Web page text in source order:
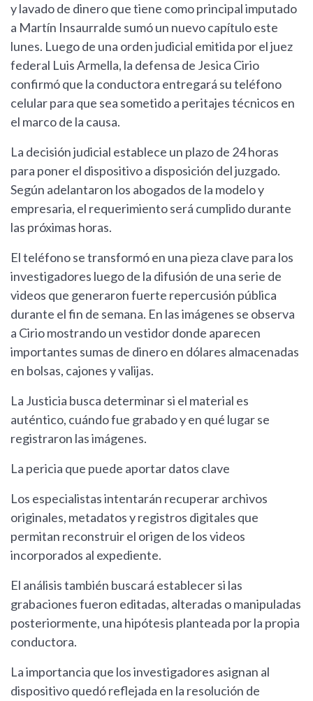
y lavado de dinero que tiene como principal imputado
a Martín Insaurralde sumó un nuevo capítulo este
lunes. Luego de una orden judicial emitida por el juez
federal Luis Armella, la defensa de Jesica Cirio
confirmó que la conductora entregará su teléfono
celular para que sea sometido a peritajes técnicos en
el marco de la causa.
La decisión judicial establece un plazo de 24 horas
para poner el dispositivo a disposición del juzgado.
Según adelantaron los abogados de la modelo y
empresaria, el requerimiento será cumplido durante
las próximas horas.
El teléfono se transformó en una pieza clave para los
investigadores luego de la difusión de una serie de
videos que generaron fuerte repercusión pública
durante el fin de semana. En las imágenes se observa
a Cirio mostrando un vestidor donde aparecen
importantes sumas de dinero en dólares almacenadas
en bolsas, cajones y valijas.
La Justicia busca determinar si el material es
auténtico, cuándo fue grabado y en qué lugar se
registraron las imágenes.
La pericia que puede aportar datos clave
Los especialistas intentarán recuperar archivos
originales, metadatos y registros digitales que
permitan reconstruir el origen de los videos
incorporados al expediente.
El análisis también buscará establecer si las
grabaciones fueron editadas, alteradas o manipuladas
posteriormente, una hipótesis planteada por la propia
conductora.
La importancia que los investigadores asignan al
dispositivo quedó reflejada en la resolución de